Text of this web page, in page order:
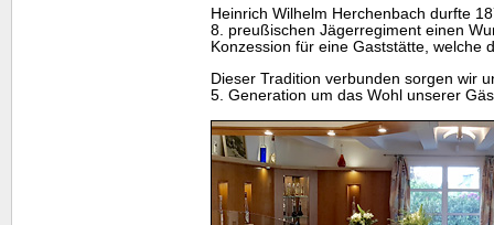
Heinrich Wilhelm Herchenbach durfte
8. preußischen Jägerregiment einen
Konzession für eine Gaststätte, welche
Dieser Tradition verbunden sorgen wir
5. Generation um das Wohl unserer